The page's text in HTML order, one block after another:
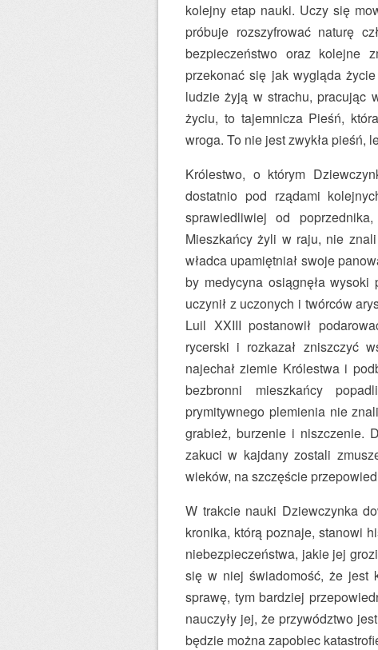
kolejny etap nauki. Uczy się
próbuje rozszyfrować naturę
bezpieczeństwo oraz kolejne
przekonać się jak wygląda
ludzie żyją w strachu, pracując
życiu, to tajemnicza Pieśń,
wroga. To nie jest zwykła pieśń,
Królestwo, o którym
dostatnio pod rządami
sprawiedliwiej od
Mieszkańcy żyli w raju, nie
władca upamiętniał swoje
by medycyna osiągnęła
uczynił z uczonych i twórców
Luil XXIII postanowił
rycerski i rozkazał zniszczyć
najechał ziemie Królestwa i
bezbronni mieszkańcy
prymitywnego plemienia nie
grabież, burzenie i niszczenie.
zakuci w kajdany zostali
wieków, na szczęście
W trakcie nauki Dziewczynka
kronika, którą poznaje, stanowi
niebezpieczeństwa, jakie jej
się w niej świadomość, że jest
sprawę, tym bardziej
nauczyły jej, że przywództwo
będzie można zapobiec